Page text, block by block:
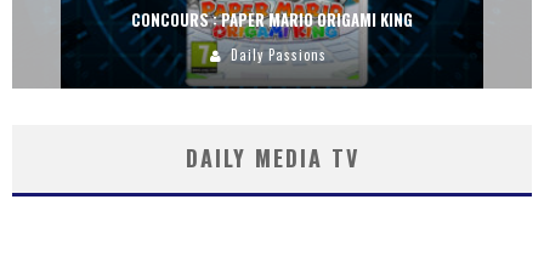
CONCOURS : PAPER MARIO ORIGAMI KING
Daily Passions
DAILY MEDIA TV